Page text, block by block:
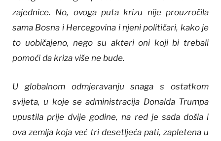
zajednice. No, ovoga puta krizu nije prouzročila
sama Bosna i Hercegovina i njeni političari, kako je
to uobičajeno, nego su akteri oni koji bi trebali
pomoći da kriza više ne bude.
U globalnom odmjeravanju snaga s ostatkom
svijeta, u koje se administracija Donalda Trumpa
upustila prije dvije godine, na red je sada došla i
ova zemlja koja već tri desetljeća pati, zapletena u